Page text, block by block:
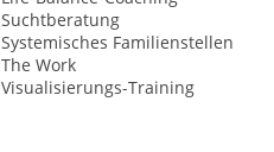
Suchtberatung
Systemisches Familienstellen
The Work
Visualisierungs-Training